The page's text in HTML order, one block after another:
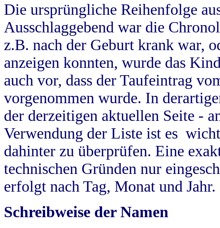
Die ursprüngliche Reihenfolge
Ausschlaggebend war die
z.B. nach der Geburt krank war,
anzeigen konnten, wurde das
auch vor, dass der Taufeintrag
vorgenommen wurde. In
der derzeitigen aktuellen Seite -
Verwendung der Liste ist es
dahinter zu überprüfen. Eine
technischen Gründen nur
erfolgt nach Tag, Monat und Jahr.
Schreibweise der Namen